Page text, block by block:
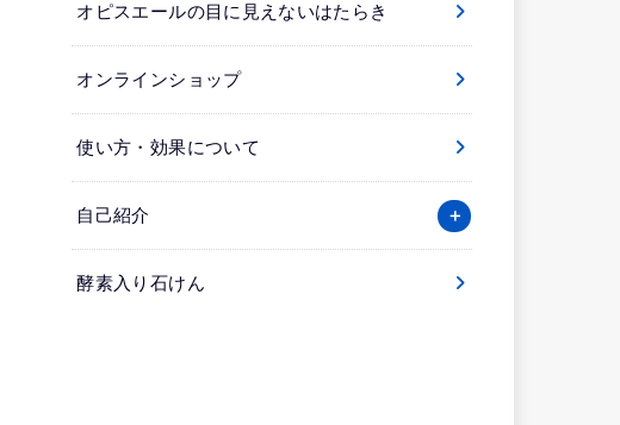
オピスエールの目に見えないはたらき
オンラインショップ
使い方・効果について
自己紹介
酵素入り石けん